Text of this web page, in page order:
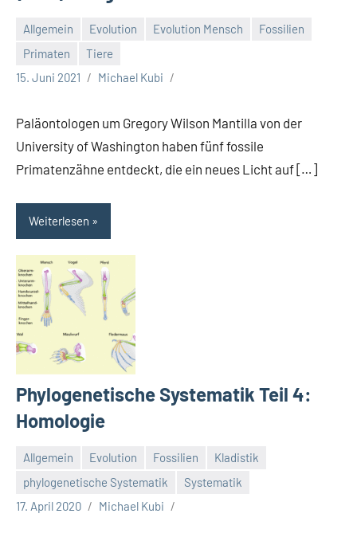
Allgemein Evolution Evolution Mensch
Fossilien
Primaten
Tiere
15. Juni 2021
Michael Kubi
Paläontologen um Gregory Wilson Mantilla von der
University of Washington haben fünf fossile
Primatenzähne entdeckt, die ein neues Licht auf […]
Weiterlesen
Phylogenetische Systematik Teil 4:
Homologie
Allgemein Evolution Fossilien
Kladistik
phylogenetische Systematik
Systematik
17. April 2020
Michael Kubi